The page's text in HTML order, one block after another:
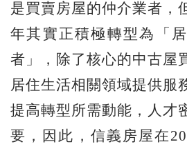
是買賣房屋的仲介業者，
年其實正積極轉型為「
者」，除了核心的中古屋
居住生活相關領域提供服
提高轉型所需動能，人才
要，因此，信義房屋在